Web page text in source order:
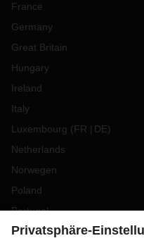
France
Germany
Great Britain
Hungary
Ireland
Italy
Luxembourg (FR DE)
Netherlands
Norwegen
Poland
Portugal
Romania